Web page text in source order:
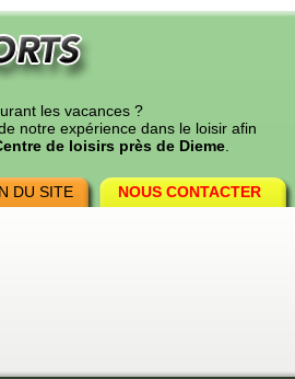
les vacances ?
notre expérience dans le loisir afin
de loisirs près de Dieme
DU SITE NOUS CONTACTER